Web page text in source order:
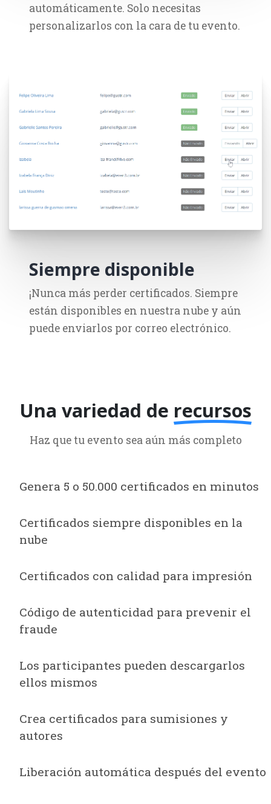
automáticamente. Solo necesitas
personalizarlos con la cara de tu evento.
Siempre disponible
¡Nunca más perder certificados. Siempre
están disponibles en nuestra nube y aún
puede enviarlos por correo electrónico.
Una variedad de recursos
Haz que tu evento sea aún más completo
Genera 5 o 50.000 certificados en minutos
Certificados siempre disponibles en la
nube
Certificados con calidad para impresión
Código de autenticidad para prevenir el
fraude
Los participantes pueden descargarlos
ellos mismos
Crea certificados para sumisiones y
autores
Liberación automática después del evento